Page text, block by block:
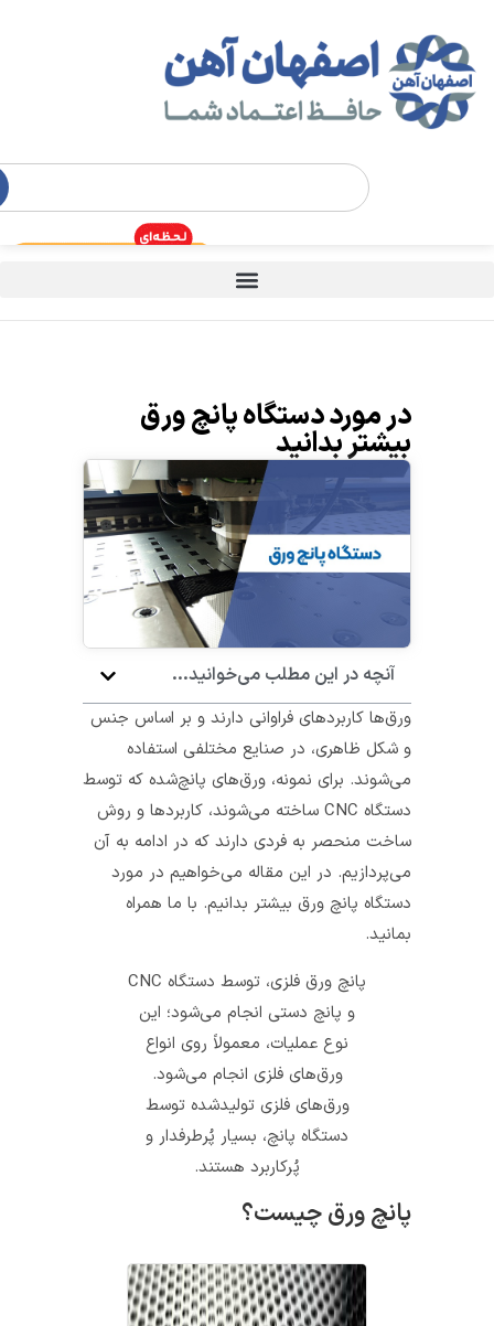
در مورد دستگاه‌ پانچ ورق
بیشتر بدانید
آنچه در این مطلب می‌خوانید...
ورق‌ها کاربردهای فراوانی دارند و بر اساس جنس
و شکل ظاهری، در صنایع مختلفیاستفاده
می‌شوند. برای نمونه، ورق‌های پانچ‌شده که توسط
دستگاه‌ CNC ساخته می‌شوند، کاربردها و روش
ساخت منحصر به‌ فردی دارند که در ادامه به آن
می‌پردازیم. در این مقاله می‌خواهیم در مورد
دستگاه‌ پانچ ورق بیشتر بدانیم. با ما همراه
پانچ ورق فلزی، توسط دستگاه‌ CNC
و پانچ دستی انجام می‌شود؛ این
نوع عملیات، معمولاً روی انواع
ورق‌های فلزی انجام می‌شود.
ورق‌های فلزی تولیدشده توسط
دستگاه پانچ، بسیار پُرطرفدار و
پُرکاربرد هستند.
پانچ ورق چیست؟